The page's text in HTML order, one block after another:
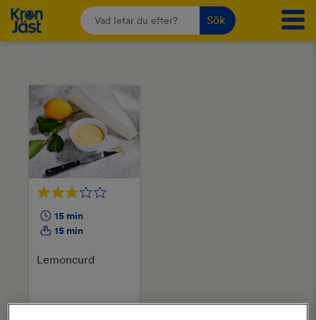
Sök
Archives
15 min
15 min
Lemoncurd